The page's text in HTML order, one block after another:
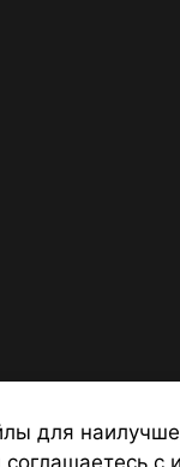
для
соглашаетесь